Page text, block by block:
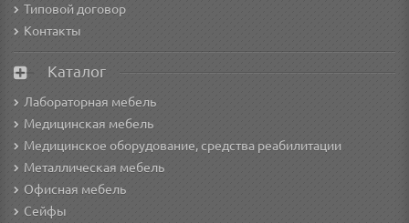
Типовой договор
Контакты
Каталог
Лабораторная мебель
Медицинская мебель
Медицинское оборудование, средства реабилитации
Металлическая мебель
Офисная мебель
Сейфы